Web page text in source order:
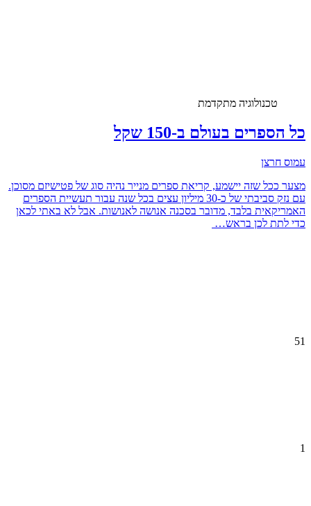
טכנולוגיה מתקדמת
כל הספרים בעולם ב-150 שקל
עמוס חרצן
מצער ככל שזה יישמע, קריאת ספרים מנייר נהיה סוג של פטישיזם מסוכן.
עם נזק סביבתי של כ-30 מיליון עצים בכל שנה עבור תעשיית הספרים
האמריקאית בלבד, מדובר בסכנה אנושה לאנושות. אבל לא באתי לכאן
כדי לתת לכן בראש…
51
1